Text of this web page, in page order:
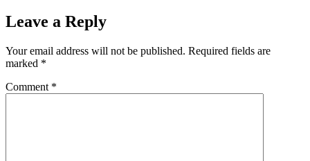
Leave a Reply
Your email address will not be published. Required fields are
marked *
Comment *